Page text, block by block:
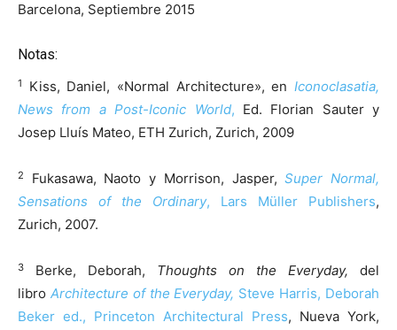
Barcelona, Septiembre 2015
Notas:
1 Kiss, Daniel, «Normal Architecture», en Iconoclasatia,
News from a Post-Iconic World, Ed. Florian Sauter y
Josep Lluís Mateo, ETH Zurich, Zurich, 2009
2 Fukasawa, Naoto y Morrison, Jasper,Super Normal,
Sensations of the Ordinary, Lars Müller Publishers,
Zurich, 2007.
3 Berke, Deborah, Thoughts on the Everyday, del
libro Architecture of the Everyday, Steve Harris, Deborah
Beker ed., Princeton Architectural Press, Nueva York,